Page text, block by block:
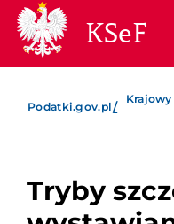
KSeF
Podatki.gov.pl/
Tryby